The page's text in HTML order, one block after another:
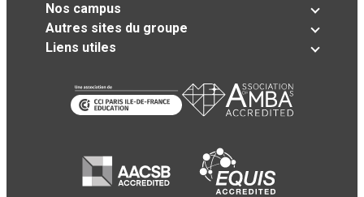
Nos campus
Autres sites du groupe
Liens utiles